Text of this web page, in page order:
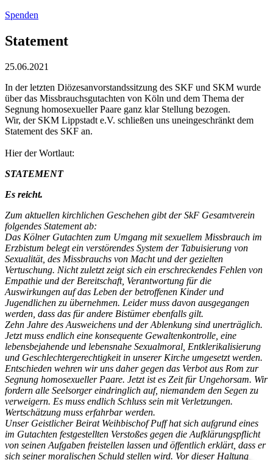
Spenden
Statement
25.06.2021
In der letzten Diözesanvorstandssitzung des SKF und SKM wurde
über das Missbrauchsgutachten von Köln und dem Thema der
Segnung homosexueller Paare ganz klar Stellung bezogen.
Wir, der SKM Lippstadt e.V. schließen uns uneingeschränkt dem
Statement des SKF an.
Hier der Wortlaut:
STATEMENT
Es reicht.
Zum aktuellen kirchlichen Geschehen gibt der SkF Gesamtverein
folgendes Statement ab:
Das Kölner Gutachten zum Umgang mit sexuellem Missbrauch im
Erzbistum belegtein verstörendes System der Tabuisierung von
Sexualität, des Missbrauchs von Macht und der gezielten
Vertuschung. Nicht zuletzt zeigt sich ein erschreckendes Fehlen von
Empathie und der Bereitschaft, Verantwortung für die
Auswirkungen aufdas Leben der betroffenen Kinder und
Jugendlichen zu übernehmen. Leider muss davon ausgegangen
werden, dass das für andere Bistümer ebenfalls gilt.
Zehn Jahre des Ausweichens und der Ablenkung sind unerträglich.
Jetzt muss endlich eine konsequente Gewaltenkontrolle, eine
lebensbejahende und lebensnahe Sexualmoral, Entklerikalisierung
und Geschlechtergerechtigkeit in unserer Kirche umgesetzt werden.
Entschieden wehren wir uns daher gegen das Verbot aus Rom zur
Segnung homosexueller Paare. Jetzt ist es Zeit für Ungehorsam. Wir
fordern alle Seelsorgereindringlich auf, niemandem den Segen zu
verweigern. Es muss endlich Schluss sein mit Verletzungen.
Wertschätzung muss erfahrbar werden.
Unser Geistlicher Beirat Weihbischof Puff hat sich aufgrund eines
im Gutachten festgestellten Verstoßes gegen die Aufklärungspflicht
von seinen Aufgaben freistellen lassen und öffentlich erklärt, dass er
sich seiner moralischen Schuld stellen wird. Vor dieser Haltung